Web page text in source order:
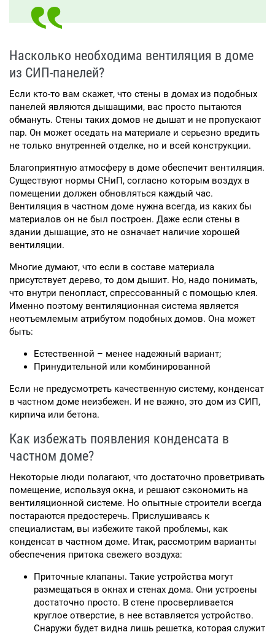
Насколько необходима вентиляция в доме
из СИП-панелей?
Если кто-то вам скажет, что стены в домах из подобных
панелей являются дышащими, вас просто пытаются
обмануть. Стены таких домов не дышат и не пропускают
пар. Он может оседать на материале и серьезно вредить
не только внутренней отделке, но и всей конструкции.
Благоприятную атмосферу в доме обеспечит вентиляция.
Существуют нормы СНиП, согласно которым воздух в
помещении должен обновляться каждый час.
Вентиляция в частном доме нужна всегда, из каких бы
материалов он не был построен. Даже если стены в
здании дышащие, это не означает наличие хорошей
вентиляции.
Многие думают, что если в составе материала
присутствует дерево, то дом дышит. Но, надо понимать,
что внутри пенопласт, спрессованный с помощью клея.
Именно поэтому вентиляционная система является
неотъемлемым атрибутом подобных домов. Она может
быть:
Естественной – менее надежный вариант;
Принудительной или комбинированной
Если не предусмотреть качественную систему, конденсат
в частном доме неизбежен. И не важно, это дом из СИП,
кирпича или бетона.
Как избежать появления конденсата в
частном доме?
Некоторые люди полагают, что достаточно проветривать
помещение, используя окна, и решают сэкономить на
вентиляционной системе. Но опытные строители всегда
постараются предостеречь. Прислушиваясь к
специалистам, вы избежите такой проблемы, как
конденсат в частном доме. Итак, рассмотрим варианты
обеспечения притока свежего воздуха:
Приточные клапаны. Такие устройства могут
размещаться в окнах и стенах дома. Они устроены
достаточно просто. В стене просверливается
круглое отверстие, в нее вставляется устройство.
Снаружи будет видна лишь решетка, которая служит